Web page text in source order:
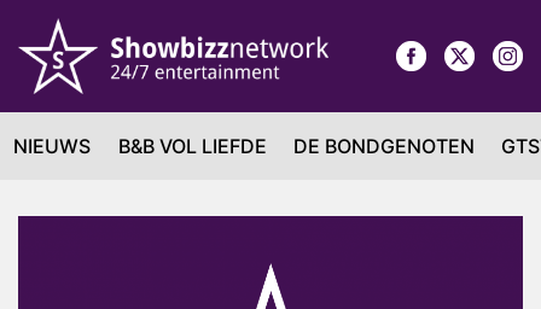
NIEUWS B&B VOL LIEFDE DE BONDGENOTEN